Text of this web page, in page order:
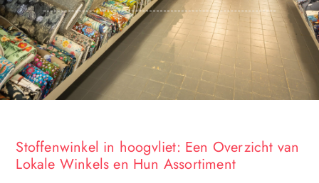
Stoffenwinkel in hoogvliet: Een Overzicht van
Lokale Winkels en Hun Assortiment